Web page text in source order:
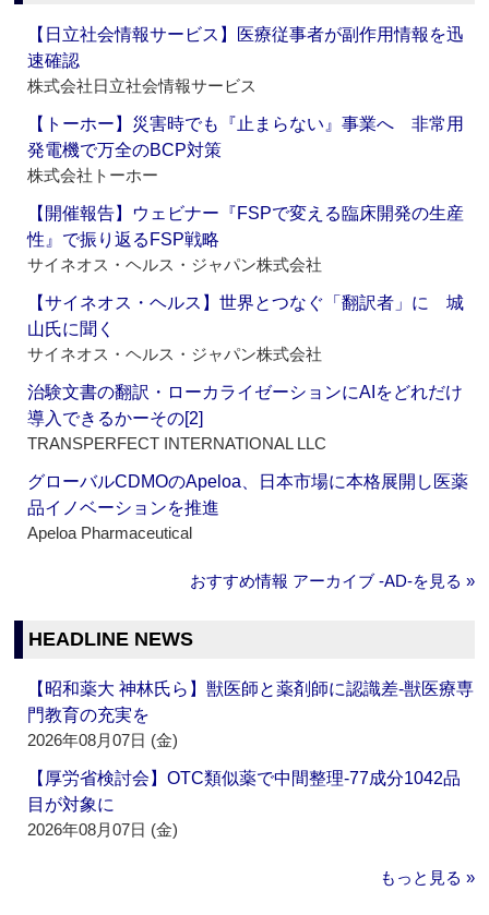
【日立社会情報サービス】医療従事者が副作用情報を迅
速確認
株式会社日立社会情報サービス
【トーホー】災害時でも『止まらない』事業へ 非常用
発電機で万全のBCP対策
株式会社トーホー
【開催報告】ウェビナー『FSPで変える臨床開発の生産
性』で振り返るFSP戦略
サイネオス・ヘルス・ジャパン株式会社
【サイネオス・ヘルス】世界とつなぐ「翻訳者」に 城
山氏に聞く
サイネオス・ヘルス・ジャパン株式会社
治験文書の翻訳・ローカライゼーションにAIをどれだけ
導入できるかーその[2]
TRANSPERFECT INTERNATIONAL LLC
グローバルCDMOのApeloa、日本市場に本格展開し医薬
品イノベーションを推進
Apeloa Pharmaceutical
おすすめ情報 アーカイブ ‐AD‐を見る »
HEADLINE NEWS
【昭和薬大 神林氏ら】獣医師と薬剤師に認識差‐獣医療専
門教育の充実を
2026年08月07日 (金)
【厚労省検討会】OTC類似薬で中間整理‐77成分1042品
目が対象に
2026年08月07日 (金)
もっと見る »